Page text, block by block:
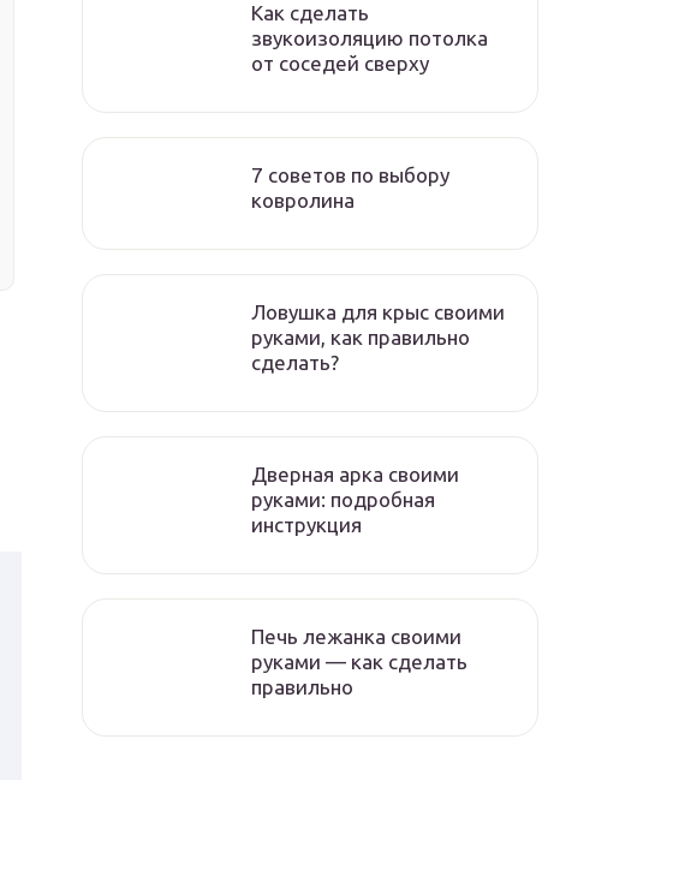
Как сделать
звукоизоляцию потолка
от соседей сверху
7 советов по выбору
ковролина
Ловушка для крыс своими
руками, как правильно
сделать?
Дверная арка своими
руками: подробная
инструкция
Печь лежанка своими
руками — как сделать
правильно